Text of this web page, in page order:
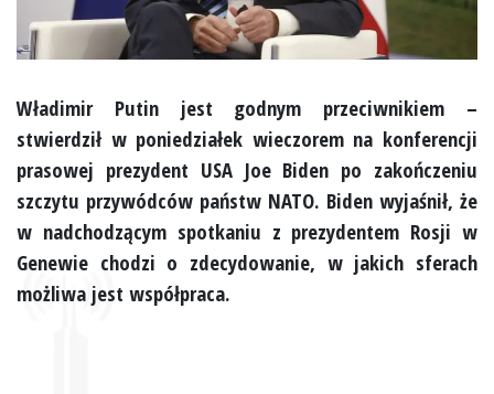
Władimir Putin jest godnym przeciwnikiem –
stwierdził w poniedziałek wieczorem na konferencji
prasowej prezydent USAJoe Biden po zakończeniu
szczytu przywódców państw NATO. Biden wyjaśnił, że
w nadchodzącym spotkaniu z prezydentem Rosji w
Genewie chodzi o zdecydowanie, w jakich sferach
możliwa jest współpraca.